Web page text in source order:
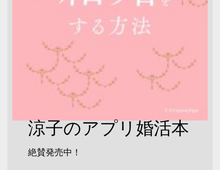
涼子のアプリ婚活本
絶賛発売中！